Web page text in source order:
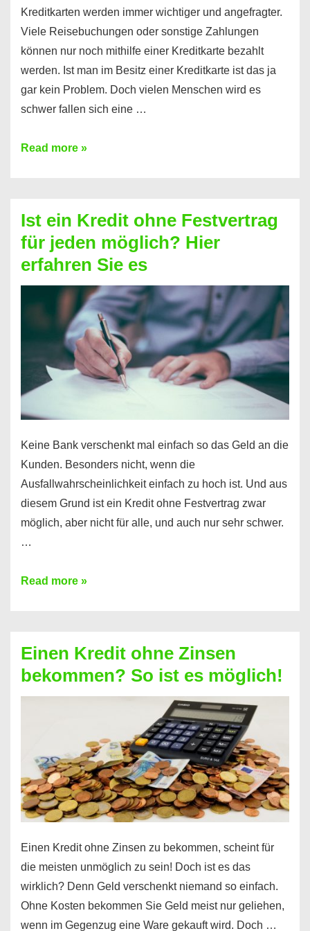
Kreditkarten werden immer wichtiger und angefragter.
Viele Reisebuchungen oder sonstige Zahlungen
können nur noch mithilfe einer Kreditkarte bezahlt
werden. Ist man im Besitz einer Kreditkarte ist das ja
gar kein Problem. Doch vielen Menschen wird es
schwer fallen sich eine …
Kreditkarte
Prepaid
ist
nicht
nur
für
Handy
möglich!
Read more »
Ist ein Kredit ohne Festvertrag
für jeden möglich? Hier
erfahren Sie es
Keine Bank verschenkt mal einfach so das Geld an die
Kunden. Besonders nicht, wenn die
Ausfallwahrscheinlichkeit einfach zu hoch ist. Und aus
diesem Grund ist ein Kredit ohne Festvertrag zwar
möglich, aber nicht für alle, und auch nur sehr schwer.
…
Ist
Festvertrag
für
jeden
erfahren
Sie
es
Read more »
Einen Kredit ohne Zinsen
bekommen? So ist es möglich!
Einen Kredit ohne Zinsen zu bekommen, scheint für
die meisten unmöglich zu sein! Doch ist es das
wirklich? Denn Geld verschenkt niemand so einfach.
Ohne Kosten bekommen Sie Geld meist nur geliehen,
wenn im Gegenzug eine Ware gekauft wird. Doch …